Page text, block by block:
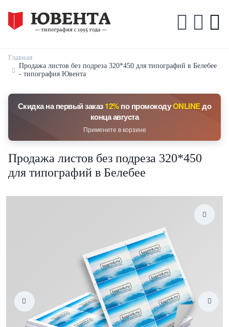
Главная
Продажа листов без подреза 320*450 для типографий в Белебее
- типография Ювента
Скидка на первый заказ12%по промокодуONLINEдо
конца августа
Примените в корзине
Продажа листов без подреза 320*450
для типографий в Белебее